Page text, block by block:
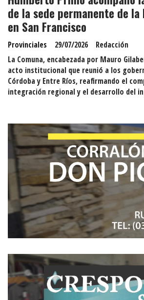
de la sede permanente de la
en San Francisco
Redacción
Provinciales
29/07/2026
La Comuna, encabezada por Mauro
acto institucional que reunió a los
Córdoba y Entre Ríos, reafirmando el
integración regional y el desarrollo del